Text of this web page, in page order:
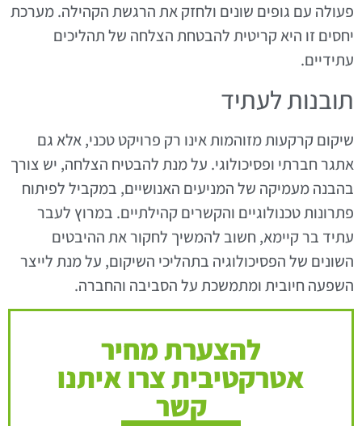
פעולה עם גופים שונים ולחזק את הרגשת הקהילה. מערכת
יחסים זו היא קריטית להבטחת הצלחה של תהליכים
עתידיים.
תובנות לעתיד
שיקום קרקעות מזוהמות אינו רק פרויקט טכני, אלא גם
אתגר חברתי ופסיכולוגי. על מנת להבטיח הצלחה, יש צורך
בהבנה מעמיקה של המניעים האנושיים, במקביל לפיתוח
פתרונות טכנולוגיים והקשרים קהילתיים. במרוץ לעבר
עתיד בר קיימא, חשוב להמשיך לחקור את ההיבטים
השונים של הפסיכולוגיה בתהליכי השיקום, על מנת לייצר
השפעה חיובית ומתמשכת על הסביבה והחברה.
להצערת מחיר
אטרקטיבית צרו איתנו
קשר